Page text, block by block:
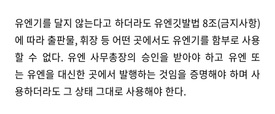
유엔기를 달지 않는다고 하더라도 유엔깃발법 8조(금지사항)
에 따라 출판물, 휘장 등 어떤 곳에서도 유엔기를 함부로 사용
할 수 없다. 유엔 사무총장의 승인을 받아야 하고 유엔 또
는 유엔을 대신한 곳에서 발행하는 것임을 증명해야 하며 사
용하더라도 그 상태 그대로 사용해야 한다.